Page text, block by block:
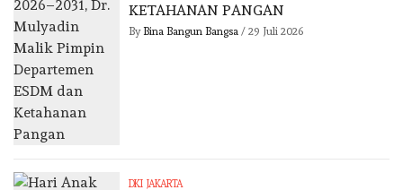
KETAHANAN PANGAN
By Bina Bangun Bangsa/ 29 Juli 2026
DKI JAKARTA